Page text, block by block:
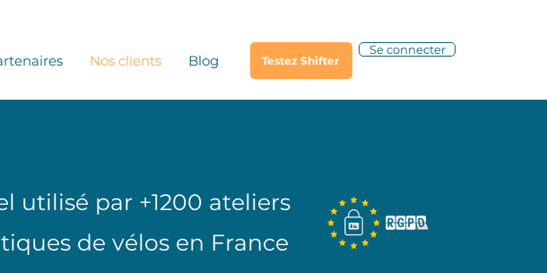
Nos clients Blog Testez Shifter
Se connecter
utilisé par +1200 ateliers
de vélos en France